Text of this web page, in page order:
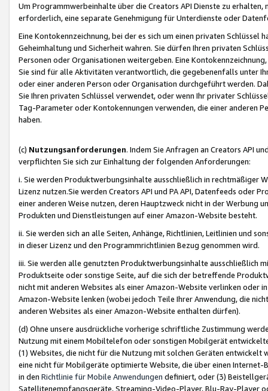
Um Programmwerbeinhalte über die Creators API Dienste zu
erforderlich, eine separate Genehmigung für Unterdienste oder
Eine Kontokennzeichnung, bei der es sich um einen privaten
Geheimhaltung und Sicherheit wahren. Sie dürfen Ihren privaten
Personen oder Organisationen weitergeben. Eine
Sie sind für alle Aktivitäten verantwortlich, die gegebenenfalls unter
oder einer anderen Person oder Organisation durchgeführt werden.
Sie Ihren privaten Schlüssel verwendet, oder wenn Ihr privater
Tag-Parameter oder Kontokennungen verwenden, die einer anderen
haben.
(c) Nutzungsanforderungen. Indem Sie Anfragen an Creators API
verpflichten Sie sich zur Einhaltung der folgenden Anforderungen:
i. Sie werden Produktwerbungsinhalte ausschließlich in rechtmäßiger
Lizenz nutzen.Sie werden Creators API und PA API, Datenfeeds oder
einer anderen Weise nutzen, deren Hauptzweck nicht in der Werbung
Produkten und Dienstleistungen auf einer Amazon-Website besteht.
ii. Sie werden sich an alle Seiten, Anhänge, Richtlinien, Leitlinien und
in dieser Lizenz und den Programmrichtlinien Bezug genommen wird.
iii. Sie werden alle genutzten Produktwerbungsinhalte ausschließlich
Produktseite oder sonstige Seite, auf die sich der betreffende
nicht mit anderen Websites als einer Amazon-Website verlinken oder
Amazon-Website lenken (wobei jedoch Teile Ihrer Anwendung, die
anderen Websites als einer Amazon-Website enthalten dürfen).
(d) Ohne unsere ausdrückliche vorherige schriftliche Zustimmung
Nutzung mit einem Mobiltelefon oder sonstigen Mobilgerät
(1) Websites, die nicht für die Nutzung mit solchen Geräten
eine nicht für Mobilgeräte optimierte Website, die über einen
in den Richtlinie für Mobile Anwendungen definiert, oder (3)
Satellitenempfangsgeräte, Streaming-Video-Player, Blu-Ray-Player